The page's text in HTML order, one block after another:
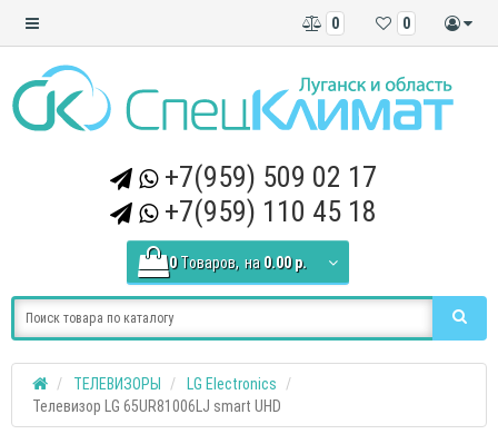
0
0
+7(959) 509 02 17
+7(959) 110 45 18
0 Tоваров, на 0.00 р.
ТЕЛЕВИЗОРЫ
LG Electronics
Телевизор LG 65UR81006LJ smart UHD